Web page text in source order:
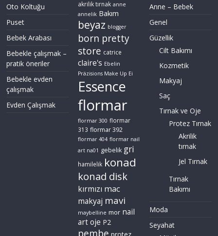
Oto Koltuğu
Puset
Bebek Arabası
Bebekle çalışmak –
pratik öneriler
Bebekle evden
çalışmak
Evden Çalışmak
akrilik tırnak anne
annelik Bakım
beyaz blogger
born pretty
store catrice
claire's Ebelin
Präzisions Make Up Ei
Essence
flormar
flormar 300 flormar
313 flormar 392
flormar 404 flormar nail
art na01 gebelik gri
hamilelik konad
konad disk
kırmızı mac
makyaj mavi
maybelline mor nail
artoje P2
Anne – Bebek
Genel
Güzellik
Cilt Bakımı
Kozmetik
Makyaj
Saç
Tırnak ve Oje
Protez Tırnak
Akrilik
tırnak
Jel Tırnak
Tırnak
Bakımı
Moda
Seyahat